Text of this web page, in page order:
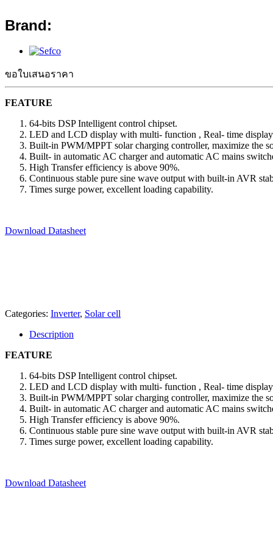
Brand:
ขอใบเสนอราคา
FEATURE
64-bits DSP Intelligent control chipset.
LED and LCD display with multi- function , Real- time
Built-in PWM/MPPT solar charging controller, maximize the
Built- in automatic AC charger and automatic AC mains
High Transfer efficiency is above 90%.
Continuous stable pure sine wave output with built-in AVR
Times surge power, excellent loading capability.
Download Datasheet
Categories: Inverter, Solar cell
Description
FEATURE
64-bits DSP Intelligent control chipset.
LED and LCD display with multi- function , Real- time
Built-in PWM/MPPT solar charging controller, maximize the
Built- in automatic AC charger and automatic AC mains
High Transfer efficiency is above 90%.
Continuous stable pure sine wave output with built-in AVR
Times surge power, excellent loading capability.
Download Datasheet